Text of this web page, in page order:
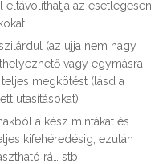
az esetlegesen,
(az ujja nem hagy
vagy egymásra
megkötést (lásd a
utasításokat)
a kész mintákat és
kifehéredésig, ezután
rá… stb.